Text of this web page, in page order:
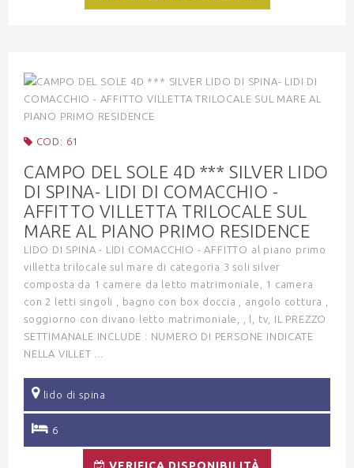
COD: 61
CAMPO DEL SOLE 4D *** SILVER LIDO
DI SPINA- LIDI DI COMACCHIO -
AFFITTO VILLETTA TRILOCALE SUL
MARE AL PIANO PRIMO RESIDENCE
LIDO DI SPINA - LIDI COMACCHIO - AFFITTO al piano primo
villetta trilocale sul mare di categoria 3 soli silver
composta da 1 camere da letto matrimoniale, 1 camera
con 2 letti singoli , bagno con box doccia , angolo cottura ,
soggiorno con divano letto matrimoniale, , l, tv, IL PREZZO
SETTIMANALE INCLUDE : NUMERO DI PERSONE INDICATE
NELLA VILLET ...
lido di spina
6
VERIFICA DISPONIBILITÀ